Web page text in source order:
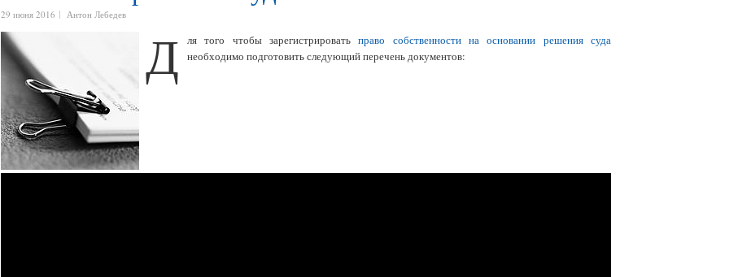
29 июня 2016 Антон Лебедев
Д ля того чтобы зарегистрироватьправо собственности на основании решения суда
необходимо подготовить следующий перечень документов: